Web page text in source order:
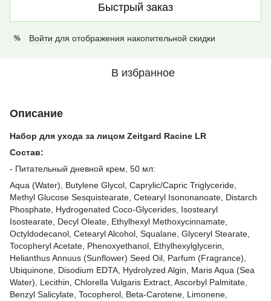
Быстрый заказ
% Войти для отображения накопительной скидки
В избранное
Описание
Набор для ухода за лицом Zeitgard Racine LR
Состав:
- Питательный дневной крем, 50 мл:
Aqua (Water), Butylene Glycol, Caprylic/Capric Triglyceride,
Methyl Glucose Sesquistearate, Cetearyl Isononanoate, Distarch
Phosphate, Hydrogenated Coco-Glycerides, Isostearyl
Isostearate, Decyl Oleate, Ethylhexyl Methoxycinnamate,
Octyldodecanol, Cetearyl Alcohol, Squalane, Glyceryl Stearate,
Tocopheryl Acetate, Phenoxyethanol, Ethylhexylglycerin,
Helianthus Annuus (Sunflower) Seed Oil, Parfum (Fragrance),
Ubiquinone, Disodium EDTA, Hydrolyzed Algin, Maris Aqua (Sea
Water), Lecithin, Chlorella Vulgaris Extract, Ascorbyl Palmitate,
Benzyl Salicylate, Tocopherol, Beta-Carotene, Limonene,